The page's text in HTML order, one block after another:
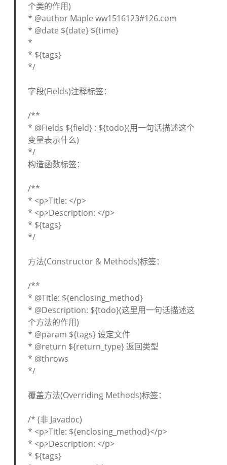
个类的作用)
* @author Maple ww1516123#126.com
* @date ${date} ${time}
*
* ${tags}
*/
字段(Fields)注释标签：
/**
* @Fields ${field} : ${todo}(用一句话描述这个
变量表示什么)
*/
构造函数标签：
/**
* <p>Title: </p>
* <p>Description: </p>
* ${tags}
*/
方法(Constructor & Methods)标签：
/**
* @Title: ${enclosing_method}
* @Description: ${todo}(这里用一句话描述这
个方法的作用)
* @param ${tags} 设定文件
* @return ${return_type} 返回类型
* @throws
*/
覆盖方法(Overriding Methods)标签：
/* (非 Javadoc)
* <p>Title: ${enclosing_method}</p>
* <p>Description: </p>
* ${tags}